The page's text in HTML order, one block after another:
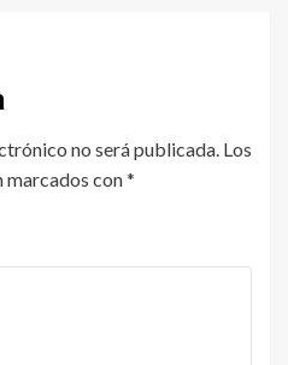
no será publicada. Los
con*